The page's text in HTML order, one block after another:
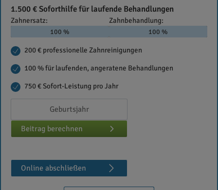
1.500 € Soforthilfe für laufende Behandlungen
Zahnersatz:
100 %
Zahnbehandlung:
100 %
200 € professionelle Zahnreinigungen
100 % für laufenden, angeratene Behandlungen
750 € Sofort-Leistung pro Jahr
Beitrag berechnen
Online abschließen